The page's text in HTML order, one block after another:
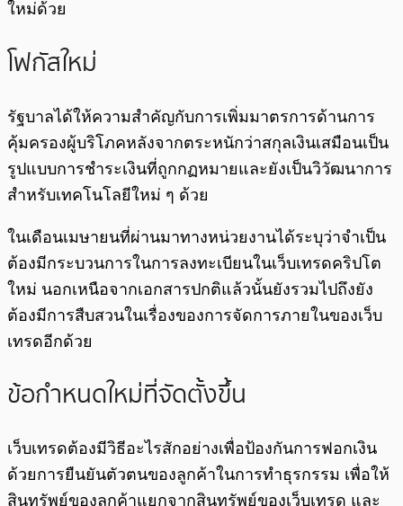
ใหม่ด้วย
โฟกัสใหม่
รัฐบาลได้ให้ความสำคัญกับการเพิ่มมาตรการด้านการ
คุ้มครองผู้บริโภคหลังจากตระหนักว่าสกุลเงินเสมือนเป็น
รูปแบบการชำระเงินที่ถูกกฏหมายและยังเป็นวิวัฒนาการ
สำหรับเทคโนโลยีใหม่ ๆ ด้วย
ในเดือนเมษายนที่ผ่านมาทางหน่วยงานได้ระบุว่าจำเป็น
ต้องมีกระบวนการในการลงทะเบียนในเว็บเทรดคริปโต
ใหม่ นอกเหนือจากเอกสารปกติแล้วนั้นยังรวมไปถึงยัง
ต้องมีการสืบสวนในเรื่องของการจัดการภายในของเว็บ
เทรดอีกด้วย
ข้อกำหนดใหม่ที่จัดตั้งขึ้น
เว็บเทรดต้องมีวิธีอะไรสักอย่างเพื่อป้องกันการฟอกเงิน
ด้วยการยืนยันตัวตนของลูกค้าในการทำธุรกรรม เพื่อให้
สินทรัพย์ของลูกค้าแยกจากสินทรัพย์ของเว็บเทรด และ